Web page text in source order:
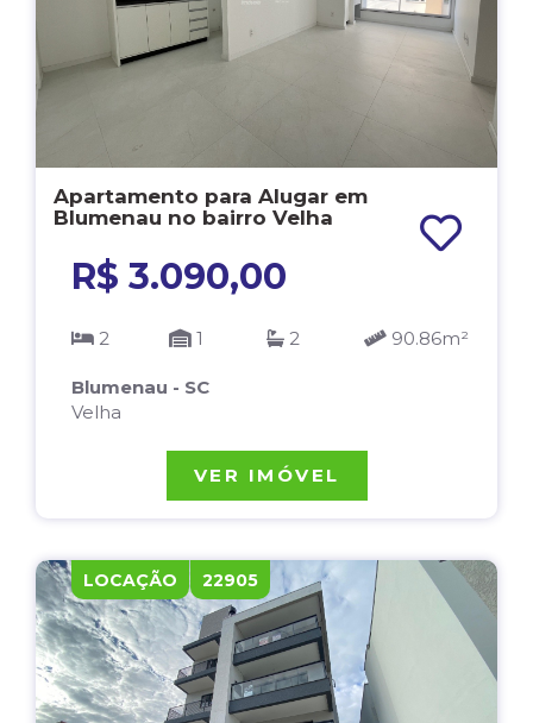
Apartamento para Alugar em
Blumenau no bairro Velha
R$ 3.090,00
2 1 2 90.86m²
Blumenau - SC
Velha
VER IMÓVEL
LOCAÇÃO 22905